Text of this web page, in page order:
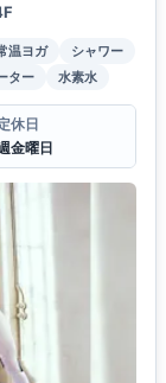
温ヨガ
シャワー
ター 水素水
休日
金曜日